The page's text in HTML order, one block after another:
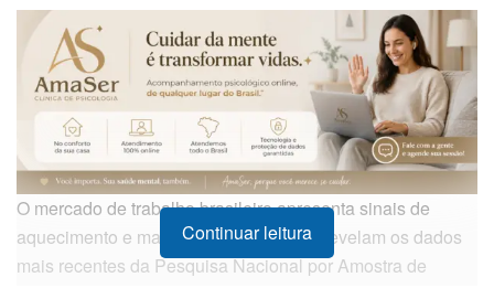
O mercado de trabalho brasileiro apresenta sinais de
aquecimento e maior fluidez, conforme revelam os dados
mais recentes da Pesquisa Nacional por Amostra de
Continuar leitura